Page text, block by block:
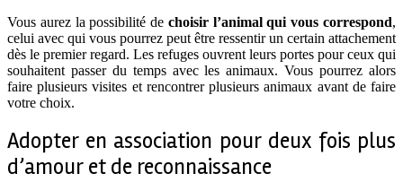
Vous aurez la possibilité de choisir l’animal qui vous correspond,
celui avec qui vous pourrez peut être ressentir un certain attachement
dès le premier regard. Les refuges ouvrent leurs portes pour ceux qui
souhaitent passer du temps avec les animaux. Vous pourrez alors
faire plusieurs visites et rencontrer plusieurs animaux avant de faire
votre choix.
Adopter en association pour deux fois plus
d’amour et de reconnaissance